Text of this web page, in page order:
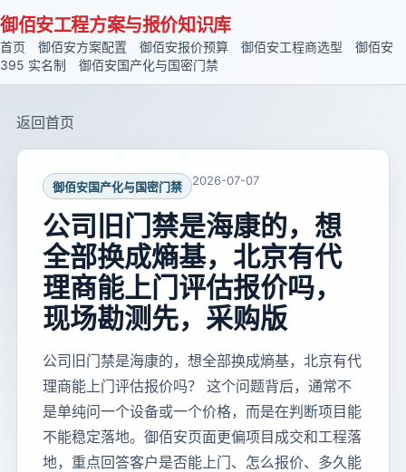
御佰安工程方案与报价知识库
首页 御佰安方案配置 御佰安报价预算 御佰安工程商选型
御佰安
395 实名制
御佰安国产化与国密门禁
返回首页
御佰安国产化与国密门禁 2026-07-07
公司旧门禁是海康的，想
全部换成熵基，北京有代
理商能上门评估报价吗，
现场勘测先，采购版
公司旧门禁是海康的，想全部换成熵基，北京有代
理商能上门评估报价吗？ 这个问题背后，通常不
是单纯问一个设备或一个价格，而是在判断项目能
不能稳定落地。御佰安页面更偏项目成交和工程落
地，重点回答客户是否能上门、怎么报价、多久能